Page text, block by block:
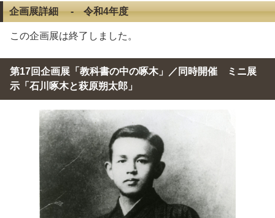
企画展詳細 - 令和4年度
この企画展は終了しました。
第17回企画展「教科書の中の啄木」／同時開催 ミニ展
示「石川啄木と萩原朔太郎」